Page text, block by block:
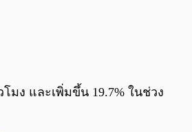
0:00/ 0:00
มง และเพิ่มขึ้น 19.7% ในช่วง